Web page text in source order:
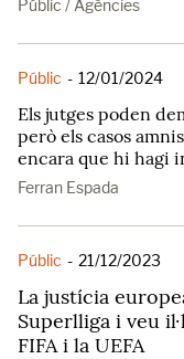
Públic / Agències
Públic - 12/01/2024
Els jutges poden
però els casos
encara que hi hagi
Ferran Espada
Públic - 21/12/2023
La justícia
Superlliga i veu
FIFA i la UEFA